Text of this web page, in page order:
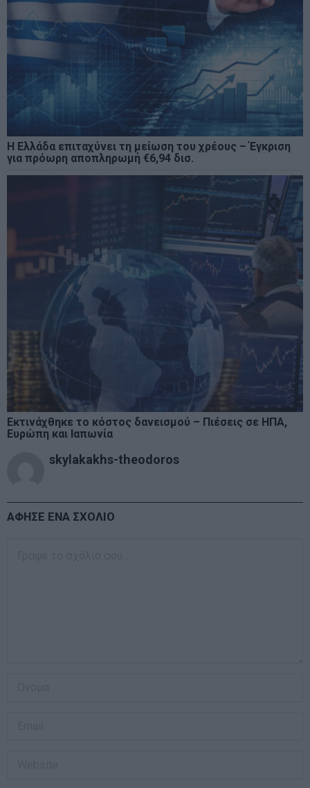
Η Ελλάδα επιταχύνει τη μείωση του χρέους – Έγκριση
για πρόωρη αποπληρωμή €6,94 δισ.
Εκτινάχθηκε το κόστος δανεισμού – Πιέσεις σε ΗΠΑ,
Ευρώπη και Ιαπωνία
skylakakhs-theodoros
ΑΦΗΣΕ ΕΝΑ ΣΧΟΛΙΟ